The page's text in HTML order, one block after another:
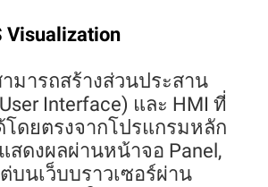
Visualization
มารถสร้างส่วนประสาน
Interface) และ HMI ที่
โดยตรงจากโปรแกรมหลัก
สดงผลผ่านหน้าจอ Panel,
นเว็บบราวเซอร์ผ่าน